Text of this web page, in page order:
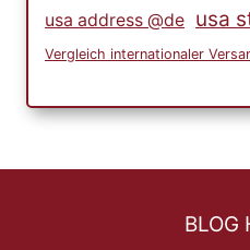
usa address @de usa
Vergleich internationaler
BLOG